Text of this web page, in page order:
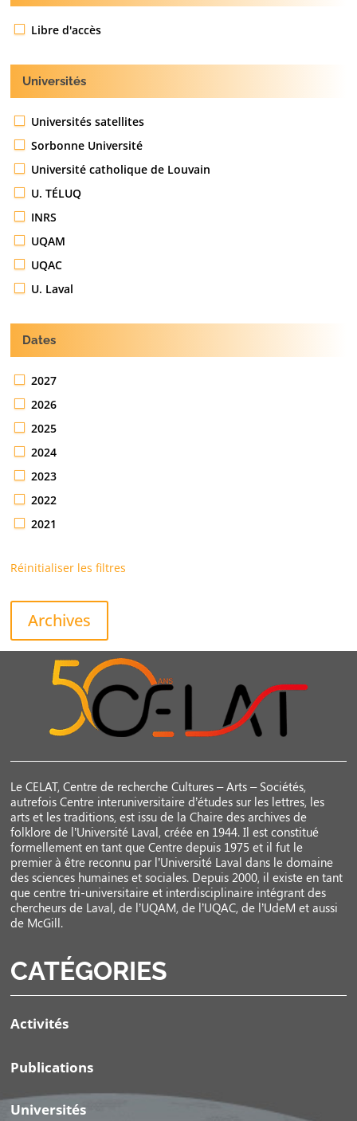
Libre d'accès
Universités
Universités satellites
Sorbonne Université
Université catholique de Louvain
U. TÉLUQ
INRS
UQAM
UQAC
U. Laval
Dates
2027
2026
2025
2024
2023
2022
2021
Réinitialiser les filtres
Archives
Le CELAT, Centre de recherche Cultures – Arts – Sociétés,
autrefois Centre interuniversitaire d’études sur les lettres, les
arts et les traditions, est issu de la Chaire des archives de
folklore de l’Université Laval, créée en 1944. Il est constitué
formellement en tant que Centre depuis 1975 et il fut le
premier à être reconnu par l’Université Laval dans le domaine
des sciences humaines et sociales. Depuis 2000, il existe en tant
que centre tri-universitaire et interdisciplinaire intégrant des
chercheurs de Laval, de l’UQAM, de l’UQAC, de l’UdeM et aussi
de McGill.
CATÉGORIES
Activités
Publications
Universités